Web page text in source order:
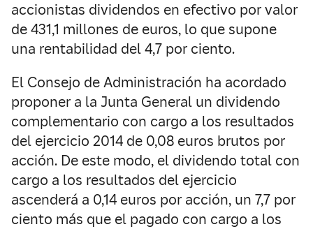
accionistas dividendos en efectivo por valor
de 431,1 millones de euros, lo que supone
una rentabilidad del 4,7 por ciento.
El Consejo de Administración ha acordado
proponer a la Junta General un dividendo
complementario con cargo a los resultados
del ejercicio 2014 de 0,08 euros brutos por
acción. De este modo, el dividendo total con
cargo a los resultados del ejercicio
ascenderá a 0,14 euros por acción, un 7,7 por
ciento más que el pagado con cargo a los